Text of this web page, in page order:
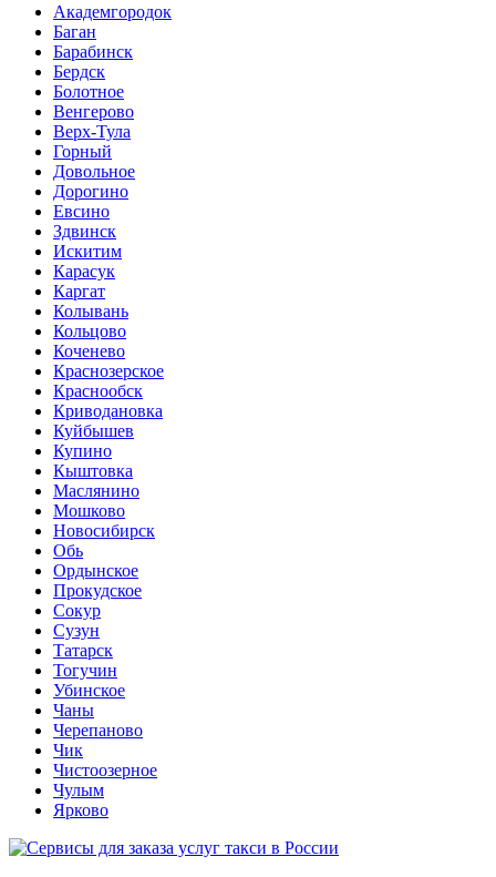
Академгородок
Баган
Барабинск
Бердск
Болотное
Венгерово
Верх-Тула
Горный
Довольное
Дорогино
Евсино
Здвинск
Искитим
Карасук
Каргат
Колывань
Кольцово
Коченево
Краснозерское
Краснообск
Криводановка
Куйбышев
Купино
Кыштовка
Маслянино
Мошково
Новосибирск
Обь
Ордынское
Прокудское
Сокур
Сузун
Татарск
Тогучин
Убинское
Чаны
Черепаново
Чик
Чистоозерное
Чулым
Ярково